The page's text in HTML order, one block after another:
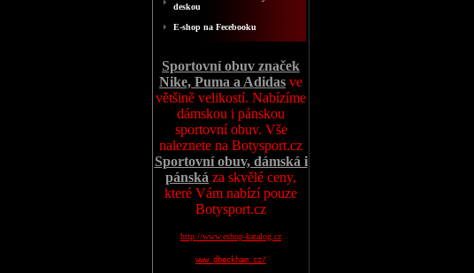
deskou
E-shop na Fecebooku
Sportovní obuv značek
Nike, Puma a Adidas ve
většině velikostí. Nabízíme
dámskou i pánskou
sportovní obuv. Vše
naleznete na Botysport.cz
Sportovní obuv, dámská i
pánská za skvělé ceny,
které Vám nabízí pouze
Botysport.cz
http://www.eshop-katalog.cz
www.dbeckham.cz/